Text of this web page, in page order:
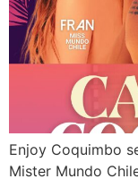
Enjoy Coquimbo
Mister Mundo